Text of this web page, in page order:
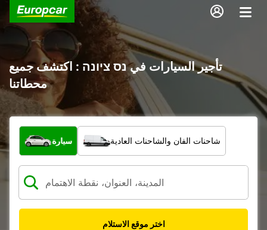
تأجير السيارات في נס ציונה : اكتشف جميع
محطاتنا
ما نوع المركبة؟
سيارة شاحنات الفان والشاحنات العادية
اختر موقع الاستلام